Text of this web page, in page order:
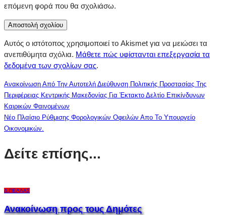
επόμενη φορά που θα σχολιάσω.
Αυτός ο ιστότοπος χρησιμοποιεί το Akismet για να μειώσει τα
ανεπιθύμητα σχόλια. Μάθετε πώς υφίστανται επεξεργασία τα
δεδομένα των σχολίων σας.
Ανακοίνωση Από Την Αυτοτελή Διεύθυνση Πολιτικής Προστασίας Της
Περιφέρειας Κεντρικής Μακεδονίας Για Έκτακτο Δελτίο Επικίνδυνων
Καιρικών Φαινομένων
Νέο Πλαίσιο Ρύθμισης Φορολογικών Οφειλών Απο Το Υπουργείο
Οικονομικών.
Δείτε επίσης...
Δ.ΠΈΛΛΑΣ
Ανακοίνωση προς τους Δημότες